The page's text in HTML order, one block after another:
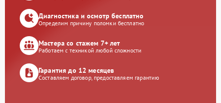
Диагностика и осмотр бесплатно
Определим причину поломки бесплатно
Мастера со стажем 7+ лет
Работаем с техникой любой сложности
Гарантия до 12 месяцев
Составляем договор, предоставляем гарантию